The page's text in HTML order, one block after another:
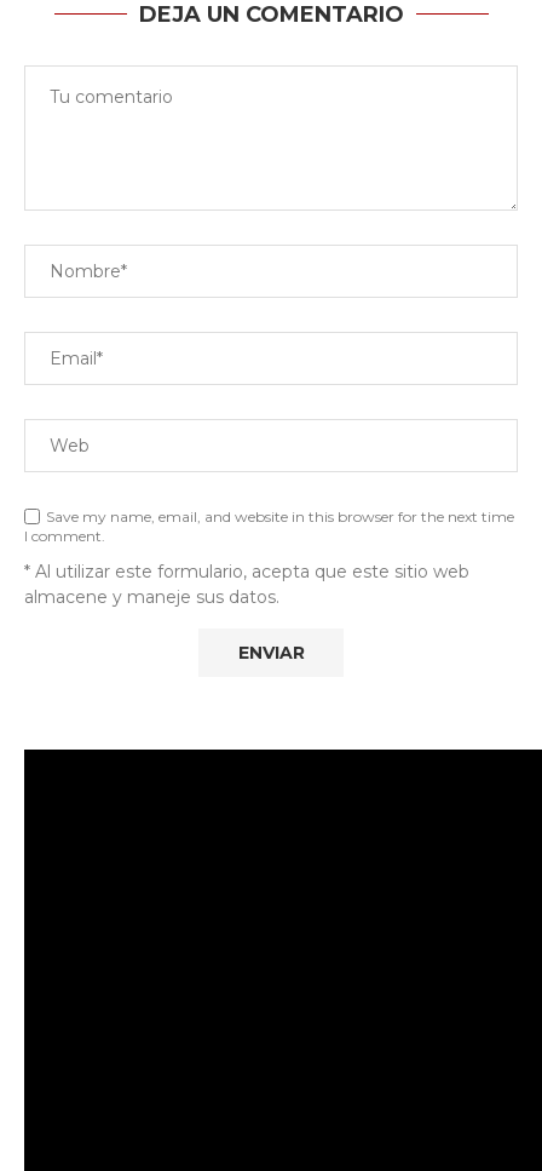
DEJA UN COMENTARIO
Save my name, email, and website in this browser for the next time
I comment.
* Al utilizar este formulario, acepta que este sitio web
almacene y maneje sus datos.